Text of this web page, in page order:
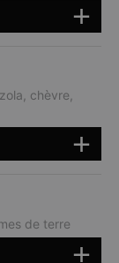
chèvre,
de terre